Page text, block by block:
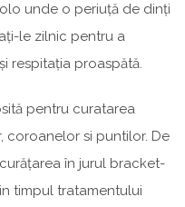
unde o periuță de dinți
le zilnic pentru a
respitația proaspătă.
pentru curatarea
coroanelor si puntilor. De
în jurul bracket-
timpul tratamentului